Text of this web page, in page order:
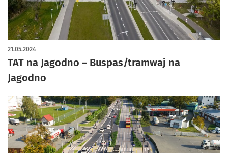
TAT na Jagodno – Buspas/tramwaj na
Jagodno
21.05.2024